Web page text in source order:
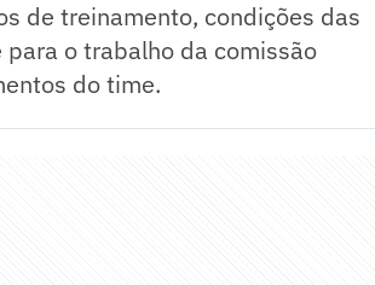
de treinamento, condições das
o trabalho da comissão
do time.